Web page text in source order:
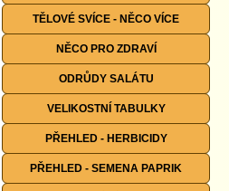
TĚLOVÉ SVÍCE - NĚCO VÍCE
NĚCO PRO ZDRAVÍ
ODRŮDY SALÁTU
VELIKOSTNÍ TABULKY
PŘEHLED - HERBICIDY
PŘEHLED - SEMENA PAPRIK